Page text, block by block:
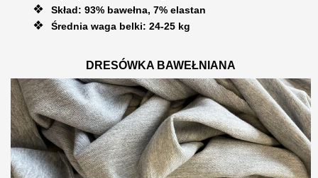
Skład: 93% bawełna, 7% elastan
Średnia waga belki: 24-25 kg
DRESÓWKA BAWEŁNIANA